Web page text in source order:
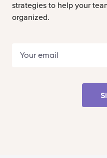
strategies to help your
organized.